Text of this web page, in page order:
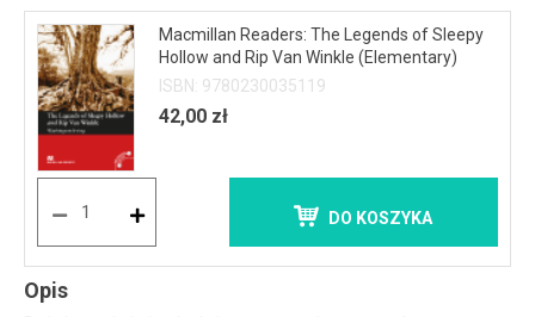
Macmillan Readers: The Legends of Sleepy
Hollow and Rip Van Winkle (Elementary)
ISBN: 9780230035119
42,00 zł
DO KOSZYKA
Opis